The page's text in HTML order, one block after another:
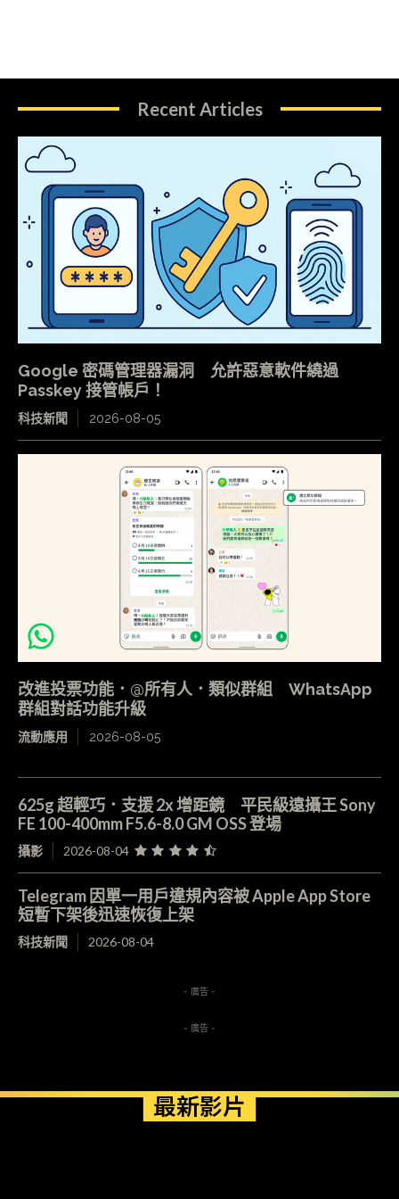
Recent Articles
Google 密碼管理器漏洞 允許惡意軟件繞過
Passkey 接管帳戶！
科技新聞 2026-08-05
改進投票功能．@所有人．類似群組 WhatsApp
群組對話功能升級
流動應用 2026-08-05
625g 超輕巧．支援 2x 增距鏡 平民級遠攝王 Sony
FE 100-400mm F5.6-8.0 GM OSS 登場
攝影 2026-08-04
Telegram 因單一用戶違規內容被 Apple App Store
短暫下架後迅速恢復上架
科技新聞 2026-08-04
- 廣告 -
- 廣告 -
最新影片